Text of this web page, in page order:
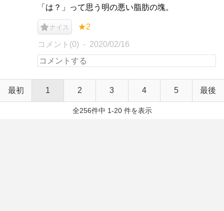
「は？」って思う明の悪い脂肪の塊。
ナイス ★2
コメント(0) 2020/02/16
最初 1 2 3 4 5 最後
全256件中 1-20 件を表示